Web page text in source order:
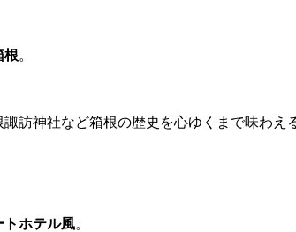
根。
訪神社など箱根の歴史を心ゆくまで味わえ
トホテル風。